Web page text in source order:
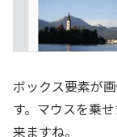
ボックス要素が
す。マウスを乗
来ますね。